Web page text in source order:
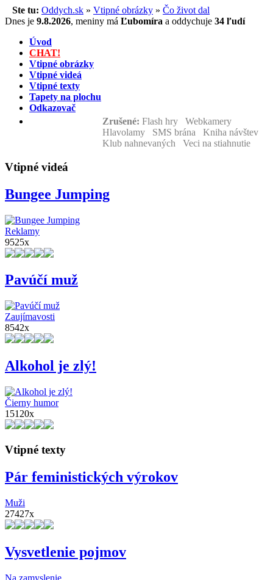
Ste tu: Oddych.sk » Vtipné obrázky » Čo život dal
Dnes je 9.8.2026, meniny má Ľubomíra a oddychuje 34 ľudí
Úvod
CHAT!
Vtipné obrázky
Vtipné videá
Vtipné texty
Tapety na plochu
Odkazovač
Zrušené: Flash hry Webkamery
Hlavolamy SMS brána Kniha návštev
Klub nahnevaných Veci na stiahnutie
Vtipné videá
Bungee Jumping
Reklamy
9525x
Pavúčí muž
Zaujímavosti
8542x
Alkohol je zlý!
Čierny humor
15120x
Vtipné texty
Pár feministických výrokov
Muži
27427x
Vysvetlenie pojmov
Na zamyslenie